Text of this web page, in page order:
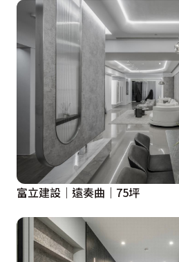
富立建設｜遠奏曲｜75坪